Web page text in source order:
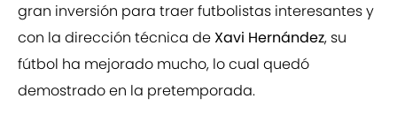
gran inversión para traer futbolistas interesantes y
con la dirección técnica de Xavi Hernández, su
fútbol ha mejorado mucho, lo cual quedó
demostrado en la pretemporada.